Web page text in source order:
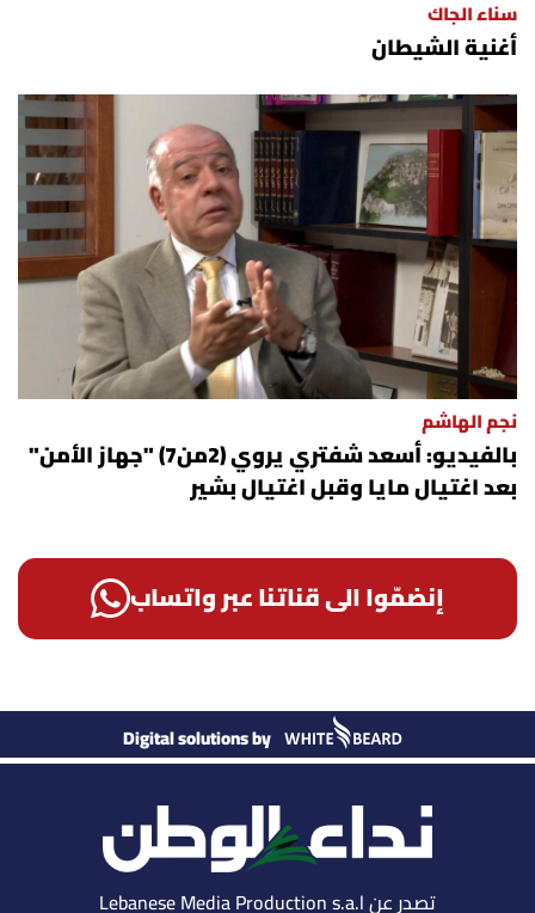
شروط الإشتراك
Digital solutions by
سناء الجاك
أغنية الشيطان
نجم الهاشم
بالفيديو: أسعد شفتري يروي (2من7) "جهاز الأمن"
بعد اغتيال مايا وقبل اغتيال بشير
إنضمّوا الى قناتنا عبر واتساب
Digital solutions by
تصدر عن Lebanese Media Production s.a.l